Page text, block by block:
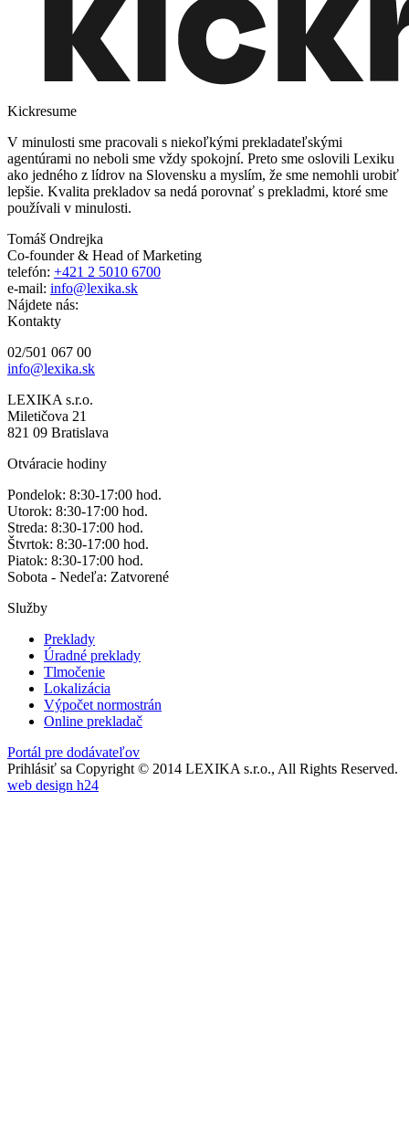
Kickresume
V minulosti sme pracovali s niekoľkými prekladateľskými
agentúrami no neboli sme vždy spokojní. Preto sme oslovili Lexiku
ako jedného z lídrov na Slovensku a myslím, že sme nemohli urobiť
lepšie. Kvalita prekladov sa nedá porovnať s prekladmi, ktoré sme
používali v minulosti.
Tomáš Ondrejka
Co-founder & Head of Marketing
telefón: +421 2 5010 6700
e-mail: info@lexika.sk
Nájdete nás:
Kontakty
02/501 067 00
info@lexika.sk
LEXIKA s.r.o.
Miletičova 21
821 09 Bratislava
Otváracie hodiny
Pondelok: 8:30-17:00 hod.
Utorok: 8:30-17:00 hod.
Streda: 8:30-17:00 hod.
Štvrtok: 8:30-17:00 hod.
Piatok: 8:30-17:00 hod.
Sobota - Nedeľa: Zatvorené
Služby
Preklady
Úradné preklady
Tlmočenie
Lokalizácia
Výpočet normostrán
Online prekladač
Portál pre dodávateľov
Prihlásiť sa Copyright © 2014 LEXIKA s.r.o., All Rights Reserved.
web design h24